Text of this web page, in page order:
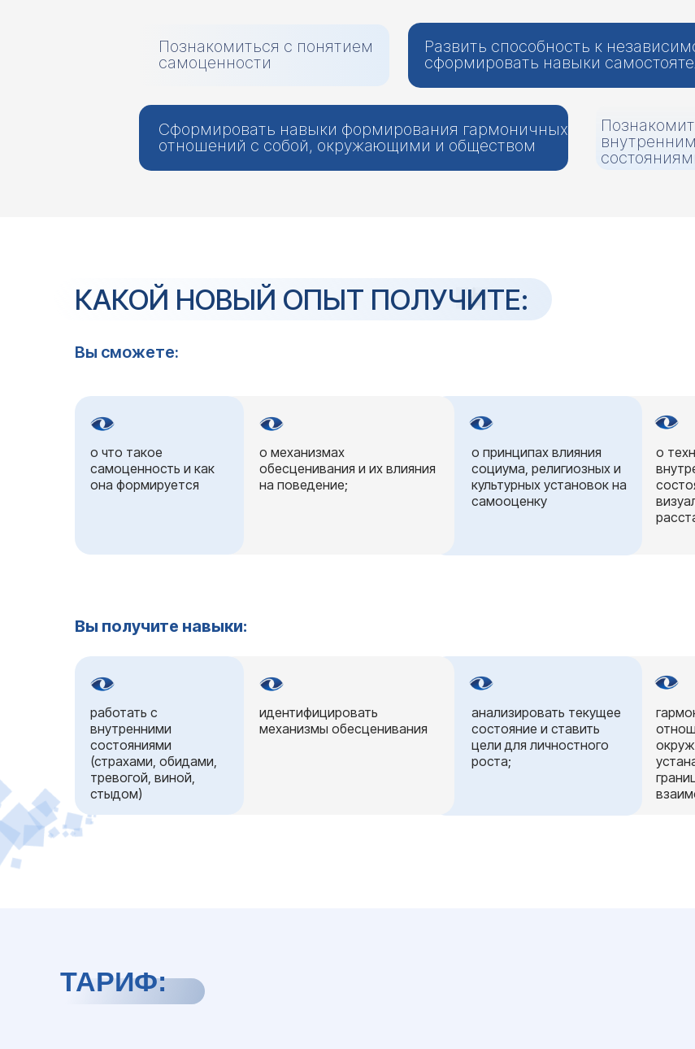
Познакомиться с понятием
самоценности
Развить способность к
сформировать навыки
Сформировать навыки формирования гармоничных
отношений с собой, окружающими и обществом
КАКОЙ НОВЫЙ ОПЫТ ПОЛУЧИТЕ:
Вы сможете:
о
о принципах влияния
социума, религиозных и
культурных установок на
самооценку
o механизмах
обесценивания и их влияния
на поведение;
o что такое
самоценность и как
она формируется
Вы получите навыки:
анализировать текущее
состояние и ставить
цели для личностного
роста;
идентифицировать
механизмы обесценивания
работать с
внутренними
состояниями
(страхами, обидами,
тревогой, виной,
стыдом)
ТАРИФ: